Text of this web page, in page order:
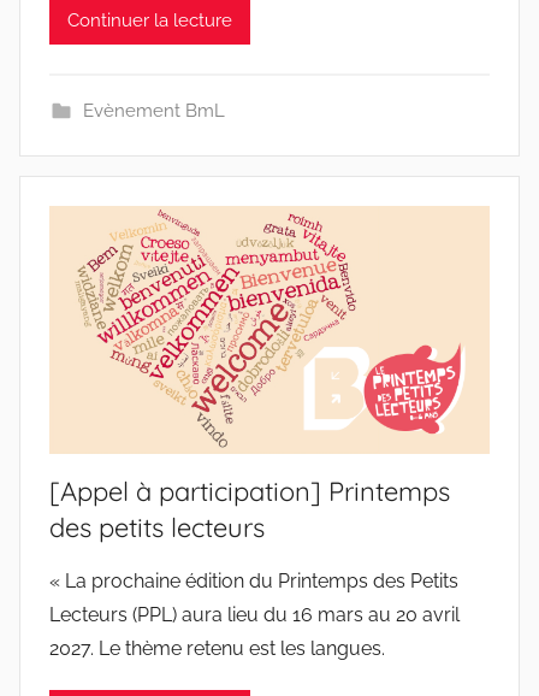
Continuer la lecture
Evènement BmL
[Appel à participation] Printemps
des petits lecteurs
« La prochaine édition du Printemps des Petits
Lecteurs (PPL) aura lieu du 16 mars au 20 avril
2027. Le thème retenu est les langues.